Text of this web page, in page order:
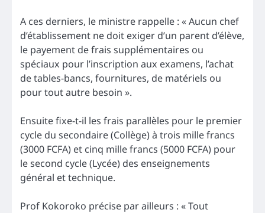
A ces derniers, le ministre rappelle : « Aucun chef
d’établissement ne doit exiger d’un parent d’élève,
le payement de frais supplémentaires ou
spéciaux pour l’inscription aux examens, l’achat
de tables-bancs, fournitures, de matériels ou
pour tout autre besoin ».
Ensuite fixe-t-il les frais parallèles pour le premier
cycle du secondaire (Collège) à trois mille francs
(3000 FCFA) et cinq mille francs (5000 FCFA) pour
le second cycle (Lycée) des enseignements
général et technique.
Prof Kokoroko précise par ailleurs : « Tout